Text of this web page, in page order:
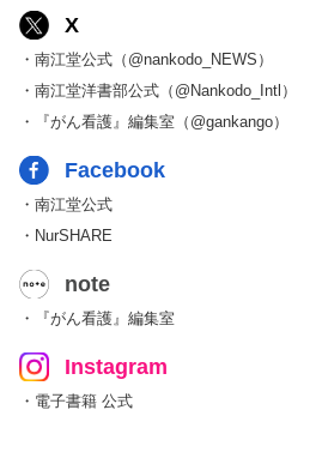
X
・南江堂公式（@nankodo_NEWS）
・南江堂洋書部公式（@Nankodo_Intl）
・『がん看護』編集室（@gankango）
Facebook
・南江堂公式
・NurSHARE
note
・『がん看護』編集室
Instagram
・電子書籍 公式